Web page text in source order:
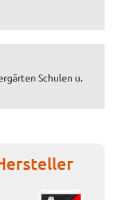
Schulen u.